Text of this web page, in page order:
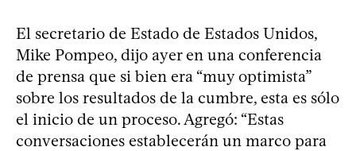
El secretario de Estado de Estados Unidos,
Mike Pompeo, dijo ayer en una conferencia
de prensa que si bien era “muy optimista”
sobre los resultados de la cumbre, esta es sólo
el inicio de un proceso. Agregó: “Estas
conversaciones establecerán un marco para